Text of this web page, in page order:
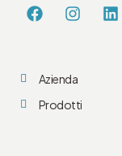
Azienda
Prodotti